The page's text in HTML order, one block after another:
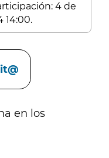
4 de
14:00.
en los